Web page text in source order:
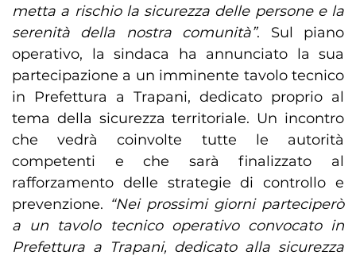
metta a rischio la sicurezza delle persone e la
serenità della nostra comunità”. Sul piano
operativo, la sindaca ha annunciato la sua
partecipazione a un imminente tavolo tecnico
in Prefettura a Trapani, dedicato proprio al
tema della sicurezza territoriale. Un incontro
che vedrà coinvolte tutte le autorità
competenti e che sarà finalizzato al
rafforzamento delle strategie di controllo e
prevenzione. “Nei prossimi giorni parteciperò
a un tavolo tecnico operativo convocato in
Prefettura a Trapani, dedicato alla sicurezza